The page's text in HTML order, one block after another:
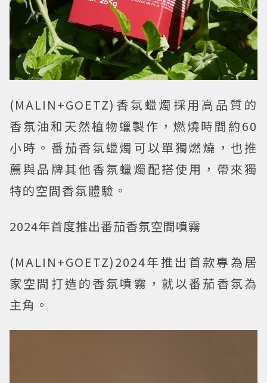
(MALIN+GOETZ)香氛蠟燭採用高品質的
香氛油和天然植物蠟製作，燃燒時間約60
小時。番茄香氛蠟燭可以單獨燃燒，也推
薦與品牌其他香氛蠟燭配搭使用，帶來獨
特的空間香氛體驗。
2024年首度推出番茄香氛空間噴霧
(MALIN+GOETZ)2024年推出首款專為居
家空間打造的香氛噴霧，就以番茄香氛為
主角。